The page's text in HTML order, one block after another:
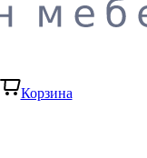
Корзина